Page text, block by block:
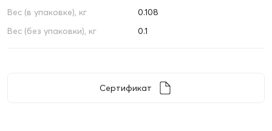
Вес (в упаковке), кг
0.108
Вес (без упаковки), кг
0.1
Сертификат